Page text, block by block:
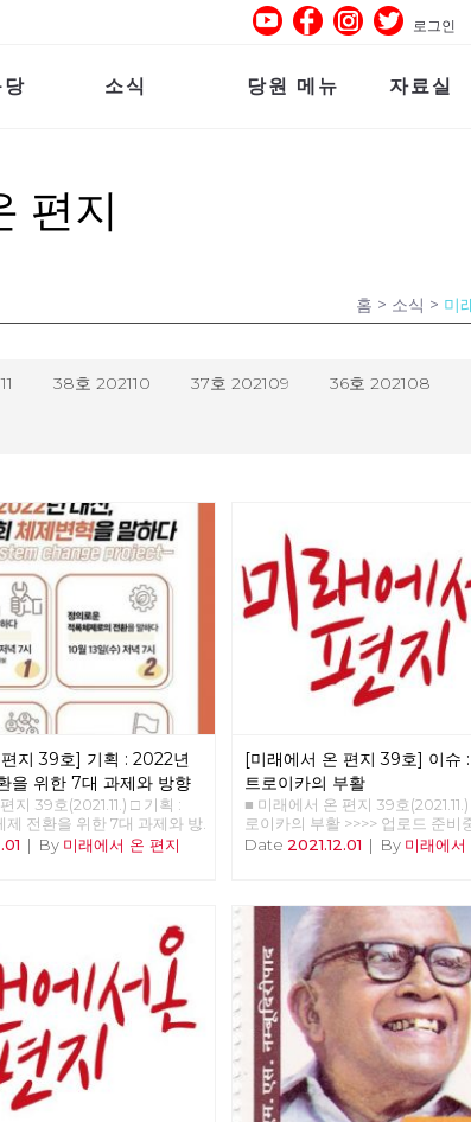
로그인
당 소식 당원 메뉴 자료실
편지
홈 > 소식 > 미
38호 202110 37호 202109 36호 202108
지 39호] 기획 : 2022년
을 위한 7대 과제와 방향
독점 기업 그리고 이들이 지배하는 기간 산업의 경제적 위상은 막대하다. 따라서 생산 영역을 근본적으로 전환하는 관건은 재벌과 독점 기업의 지배 구조(총수 일가의 황제 경영 구조)를 개혁하는 재벌 개혁 수준을 넘어 재벌의 소유-지배 구조를 근본적으로 개조하는 것이다. 곧 재벌·기간 산업과 플랫폼 독점 기업을 사회화하여 국유 기업 또는 공기업으로 바꾸고, 기업에 대한 노동자·사회적 통제를 결합시켜, 기업 경영의 성과를 노동자를 비롯한 전 사회 구성원이 골고루 누리는 기업으로 재편해야 한다. 또한 재벌이 쌓아 놓은 막대한 독점 이윤을 환수하여 사회적으로 필요한 영역에 투자하거나. 최저임금 인상 등의 노동자 삶의 질 개선, 노동자 민중의 인간다운 삶을 위한 복지 재원으로 쓸 수 있다. 한편, 우리 사회는 2020년 기준으로 상위 1% 가구가 전체 가구 보유 토지의 32.2%를 갖고 있다. 상위 10%(141만 세대)로 확대하면 보유 비중이 77.5%에 달한다. 나머지 90%, 약 1300만 가구가 고작 22.5%의 토지를 보유하고 있다. 법인의 토지 소유 불평등은 더 심각한데, 2020년 기준 상위 1% 법인 2,361곳이 전체 법인 보유 토지의 76.1%를 보유하고 있다. 한국의 땅값은 2018년 말 기준 1경 1,500조 원이며, 이중 민간 보유 땅값은 9,500조 원으로, 1979년 말 325조 원에서 40년 동안 9,164조 원, 문재인 정부 2년 동안에만 2,054조 원 상승했다. 문재인 정부 상위 1%에 속하는 사람 1명당 부동산 불로소득은 연간 25억 원으로 상위 1% 근로 소득(2017년 기준 2.6억)의 9배, 근로 소득 평균(2017년 3,500만원)의 70배에 달한다. 토지와 주택은 재산 형성의 수단이 될 수 없는 모두의 소유물이다. 토지 국유화 정책을 통해 토지에서 발생하는 불로 소득을 막고 주택 등 택지 개발의 이익이 공공의 이익이 되도록 전환해야 한다. 토지뿐만 아니라 금융 불평등도 매우 심각한 수준으로 확대하고 있다. 2019년 기준 전체 배당 소득(22.7조) 중에서 상위 0.1%가 47.1%(10.4조)로 거의 절반을 가져갔다. 상위 10%로 확대하면 93.1%에 해당하는 20.5조를 챙겼다. 이자 소득(총 18조 원)도 마찬가지인데, 상위 1%가 45.5%(8.2조)을 챙겼고, 상위 10%가 전체의 91.0%(16.3조)를 가져갔다. 이처럼 금융 소득 양극화 심화는 물론이고, 상위 계층의 근로 소득 대비 불로 소득 쏠림 현상도 야기한다. 하위 10%가 2019년 얻은 배당 소득과 이자 소득은 각각 1.5억, 1.47억에 그쳤다.(한 명이 1.5억을 가졌다는 것이 아니라 소득 하위 10%인 인구 500만 명의 총 이자 소득이다) 1) 재벌·기간산업·플랫폼 독점 기업의 사회화로 2) 무질서하고 반환경적인 시장 경제에서 생태적·민주적 경제로 3) 재벌과 자산가를 위한 금융/통화에서 노동자·민중을 위한 금융/통화로 4) 토지 사유화에서 토지 국유화로 2. 안전한 일터, 완전 고용을 위한 노동 체제로 전환 저임금-불안정 노동의 확대는 한국 사회 불평등 구조를 악화시키는 주범이다. 우리나라의 상대적 빈곤율은 OECD 회원국 중 네 번째로 높다. OECD에 따르면 2018년부터 2019년 기준 한국의 상대적 빈곤율은 16.7%이다. 상대적 빈곤율은 전체 인구 중 기준 중위 소득의 50%에 미치지 못하는 인구의 비율로 국민 6명 중 한 명으로, 총인구 5천만 명 기준으로 835만여 명이 상대 빈곤에 놓여 있다. 이러한 높은 빈곤율의 원인은 기본적으로 저임금과 비정규직-불안정 일자리의 만연, 단시간 노동의 확대, 소규모 사업장과 비정규 노동자의 ‘노조 할 권리’ 제약, 성별 분업에 기초한 여성 노동의 가치 축소 등이 상대 빈곤과 저임금 구조를 유지·강화시키는 원인이다. 따라서 저임금-불안정 노동을 깨기 위해, 비정규 악법 철폐, 정리해고제 철폐, 원청의 사용자성 인정, 비정규직 우선 해고 금지, 생활 임금을 이뤄야 한다. 더불어 저임금 구조를 유지시키는 성별 분업에 기초한 성차별적 임금-고용을 성평등적 임금-고용으로 바꿔낸다. 또한, 모든 노동자의 ‘노동 3권을 실현’과 함께 ‘노동할 권리’와 ‘정당한 노동의 가치를 인정받을 권리’로 확장한다. 이는 배제와 예외 없는 노동 기본권인 것이다. ‘근로기준법 예외 규정 폐지 및 전면 적용 운동’으로 플랫폼 노동을 포함한 특수 고용 노동자, 작은 사업장 노동자들의 노동 기본권 확대를 이뤄낸다. OECD의 2020년 통계에 의하면, 한국 사회 전체 취업자의 평균 노동 시간은 1,908시간으로 가장 적은 독일의 1,332시간보다 43%이상 길고, 심지어 노동 시간이 길다는 일본의 1,598시간보다도 300시간 이상 길다. 한국의 노동자들이 일본의 노동자들보다 1년에 한 달 반 정도를 더 일한다. 게다가 산재 사망률도 세계 최고 수준이다. 위험의 외주화로 인한 비정규 노동자들의 죽음, 과로사로 인한 노동자의 죽음의 행렬이 이어지고 있다. 무엇보다 장시간 노동은 건강의 악화, 작업 중의 사고 위험 증가, 여가의 부족 등을 야기하기에, 이를 방지하기 위하여 주 당 노동 시간을 30시간으로 정하며 연간 총 노동 시간도 우선 1,500시간 대로 낮춰야 한다. 노동 시간의 제한은 사회적으로 일자리를 나누는 효과도 거둘 것으로 기대된다. 동시에, 이러한 노동 시간의 단축은 연장 근로 제한의 적용이 없는 근로 시간 특례 업종 제도의 폐지와 함께 이루어져 실질적으로 모든 노동자가 그 혜택을 볼 수 있어야 한다. 한편, 현재 자본주의의 구조 위기와 생태 위기 속에서 성장률은 축소 또는 역성장 국면으로 접어들고 있고 그 속에 디지털·산업전환이 이어져 민간의 고용률은 나날이 떨어지고 실업 인구는 날이 갈수록 커지고 있다. 이는 경기 순환 국면에 일시적 직업을 제공해 실업을 해결할 수 없음을 말한다. 따라서 ‘고용 보장’이라는 기본적 요구의 실현은, 그 요구를 체제 변혁 전망과 적극적으로 결합하는 방법 뿐이다. 실업과 불안정 노동층 양산을 통해 축적 위기를 극복하려는 자본에 맞서 ‘생활 임금이 보장된 사회·국가 책임 기본 일자리’를 실현해야 한다. 1) 개인별 이중 노동 시장에서 완전 고용 보장 체제로 2) 저임금-장시간-불안정 노동에서 인간다운 삶을 위한 노동으로 3) 이윤 우선인 노동에서 생명과 안전 우선인 노동으로 3. 모두가 잘 사는 사회·국가 책임 복지 사회로 전환 신자유주의 이후 한국의 복지는 ‘개인’의 책임으로, 그것도 ‘높은 부채’로 지탱되고 있다. 가처분 소득 대비 가계 부채 비율은 2020년 200.7%로 가처분 소득의 두 배를 부채로 끌어다 쓰고 있다. 특히 부채의 절반 정도가 주택 마련이나 전·월세 보증금으로 충당되고 있어, 노동자·민중은 부채에 저당잡힌 삶으로 내몰리고 있다. 취약한 복지는 주택 소유를 노후 복지 대책의 주요 수단으로 만들었다. 특히 외환위기 이후 고용 불안정의 증가, 공적 복지의 미비는 중산층의 부동산 의존성을 더욱 심화시켰는데, 이는 부동산 시장의 붕괴가 곧 노후 복지의 붕괴로 이어짐을 의미한다. 노동할 능력이 있든 없든 모든 사람은 사람다운 삶을 영위할 수 있는 권리를 누려야 한다. 바로 복지는 인간의 ‘기본권’이다. 복지는 개인보다는 가족이, 가족보다는 지역 사회와 국가 차원에서 진행하는 것이 훨씬 비용도 적게 들고, 효과를 극대화할 수 있다. 그러나 자본의 이윤 논리가 최고의 가치인 한국 사회에서 복지는 개인이 책임져야 할 것으로, 불안정 노동을 강요하는 수단으로, 자본의 이윤 수단으로 전락하고 있다. 이에 현 복지 체계를 사회(국가)가 책임지는 방향으로 확 바꿔야 한다. 따라서 복지 문제의 해결을 위해서는 주택 의존적인 복지 해결에서 벗어나 무엇보다 주택 문제와 주거 불안정을 해소하고 교육, 의료 및 필수 공공 사회 서비스의 시장화, 민영화에서 벗어나 공공성을 강화·확장하는 것이 중요하다. 즉, 모두가 행복하고 잘 살 수 있도록 사회와 국가가 복지를 책임지는 복지 사회로의 전환이 필수적이다. 1) 주택을 사는(buy) 것에서 사는(live) 곳으로 2) 입시를 위한 경쟁 교육에서 필요에 따른 평등 교육으로 3) 돈 있어야 받는 의료에서 필요하면 받는 의료로 4) 사회 보장 수준의 획기적 향상, 가사·돌봄·임신·출산·보육·요양 등 필수 사회 서비스 보장 5) 교통·운송·통신·전기 등 공공 서비스의 시장화에서 공영화로 6) 문화·예술의 노동 가치와 공공성 확대 4. 차별과 폭력 없는 평등·연대 사회로 전환 우리 사회에서는 성별, 성정체성, 신체 조건, 외모, 나이, 국적, 인종, 가족 형태, 종교, 사상, 전과, 학력, 재산, 계급 등에서 자신과 다른 존재에 대한 차별과 폭력, 혐오가 만연해 있다. 특히 국민 대다수가 노동자이자 여성이며 다양한 영역에서 소수자 임에도 불구하고 사회는 노동권과 성평등 그리고 차별 금지에 대한 교육과 처벌의 책임을 방기해 왔고 차별과 폭력을 암묵적으로 용인해 왔다. 특히 여성은 자본주의와 가부장제가 상호 결합된 구조 아래 억압-차별을 받고 있다. 성별 분업 구조는 여성의 ‘노동’을 부차화된 노동으로 전락시켜 차별을 정당화하고, 임금 노동과 가사 노동의 이중고를 유지시키며, 여러 형태로 여성의 차별을 재생산하고 있다. 여성가족부의 ‘2020년 성별 임금 격차’ 조사 결과를 보면, 남성 1인당 평균 임금은 7,980만원, 여성은 5,110만원으로 임금 격차가 35.9%에 이르렀는데, 한국의 남녀 임금 격차는 OECD 국가 중 가장 크다. 여성 비정규직 노동자 비율은 45%로, 남성 29.4%보다 15.6%포인트 더 많으며, 여성 저임금 노동자 비율은 24.1%로, 남성 12.0%보다 2배 많았다. 영국 시사 주간지 <이코노미스트>가 지난 3월 발표한 ‘유리천장 지수’ 조사 결과를 보면, 한국의 남녀 임금 격차는 32.5%로 OECD 임금 격차 평균(12.8%)의 2.5배나 됐다. 한편, 여성은 낙태권은 물론이고 임신·출산 등의 재생산의 권리도 박탈당했다. 인구 급증이 문제될 때는 강제 낙태와 피임으로 여성의 몸을 통제했고, 저출산의 시기가 도래하자 ‘낙태 단속’으로 또 여성의 몸을 통제했다. 이성애 중심 가족을 강요하고, 혼인 밖 여성들의 임신·출산의 권리를 박탈하고 있다. 이렇듯 여성은 몸과 노동 모두를 국가(사회)에 의해 통제 당하고 있다. 여기에 여성에게만 강요되는 이중적 성규범은 성폭력 피해자인 여성에게만 책임을 묻고, 가해자들에게 면죄부를 부여했다. 여성에게만 강요되는 감정 노동, 일상화되어 있는 성희롱과 추행 등은 여성들의 계속된 저항에도 쉽게 사라지지 않고 있다. 이로 인해 여성들은 성적 폭력으로 인한 고통에서 헤어나지 못하고 있으며, 디지털 성범죄와 같이 더 잔인하고 교묘하게 여성에 대한 폭력은 확대되고 있다. 또한, 한국 사회에는 성별, 성적 지향 및 성정체성의 차이, 장애 유무, 연령, 인종과 국적 등의 차이가 차별과 억압·배제로 나타나고 있다. 심지어 ‘혐오’의 대상이 되기도 하는데 특히 성소수자가 그렇다. 자본주의는 자본 축적에 필요한 노동력을 공급받기 위해 이성애 가족 만을 정상적 가족으로 인정하면서, 성소수자를 비정상으로 낙인 찍어 왔다. 그 결과 자본주의 시대 들어 그 전 시대보다 성소수자에 대한 혐오와 차별이 심화되었다. 장애인 역시 자본을 위한 이윤 생산에 기여하지 못한다는 이유로 고용 차별과 고용 배제, 그리고 사회와 격리된 삶을 강요당하고 있다. 청소년은 미성년이라는 이유로 제 권리를 제대로 누리지 못하고 있다. 이주민의 비인간적 삶 역시 자본 논리에 기인한다. 정부는 자본을 위해 경제 상황에 따라 저임금-무권리의 이주 노동자를 활용하기도 하고 단속-추방하기도 하면서 일회용품처럼 취급하고 있다. 결혼 이주 여성은 농촌 남성의 결혼 문제를 해결하기 위한 도구 취급을 받고 있으며, 정치적·경제적 고난을 피해 한국 땅으로 온 난민들은 한국 정부의 비인권적 난민 정책으로 난민으로 인정받지 못하고 있다. 우리 사회는 기본권을 누릴 주체를 ‘사람’이 아닌 ‘국민’으로 한정하고 있는 것이다. 역대 정부와 정치권은 ‘포괄적 차별 금지법’조차 제정하지 않음으로써 차별과 배제, 혐오를 차단할 제도적 장치 마련을 위한 노력도 전혀 하지 않고 있다. 1) 가부장적, 성차별적 폭력 사회에서 여성 차별과 폭력 없는 성평등 사회로 2) 성차별적 노동 조건에서 여성 노동권 보장과 임금 차별 철폐로 3) 성소수자·장애인·청소년·이주민에 대한 차별과 배제 없는 평등 사회로 5. 자연과 인간이 공존하는 기후 정의·생태 사회로 전환 현재 지구는 인류와 생물의 생존을 위협하는 생태 위기에 처해 있다. 그런데 이 생태 위기는 자본주의 경제 시스템과 밀접히 연관되어 있다. 첫째, 자본주의는 이윤을 위해 더 많은 ‘생산’을 필요로 하며, 그래야만 유지되는 체제이기 때문이다. 둘째, 이윤을 낳을 수 있는 한 자본주의는 석탄과 석유 같은 화석 연료 사용을 중단하지 못한다. 셋째, 자본주의적 생산의 목적은 환경의 보존과 인류 삶의 향상이 아
| By 미래에서 온 편지
[미래에서 온 편지 39호] 이슈 :
트로이카의 부활
■ 미래에서 온 편지 39호
로이카의 부활 >>>> 업로드 준비
Date 2021.12.01 | By 미래에서